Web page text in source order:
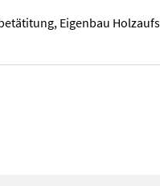
Eigenbau
Eigenbau